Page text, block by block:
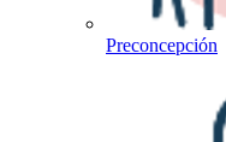
Preconcepción